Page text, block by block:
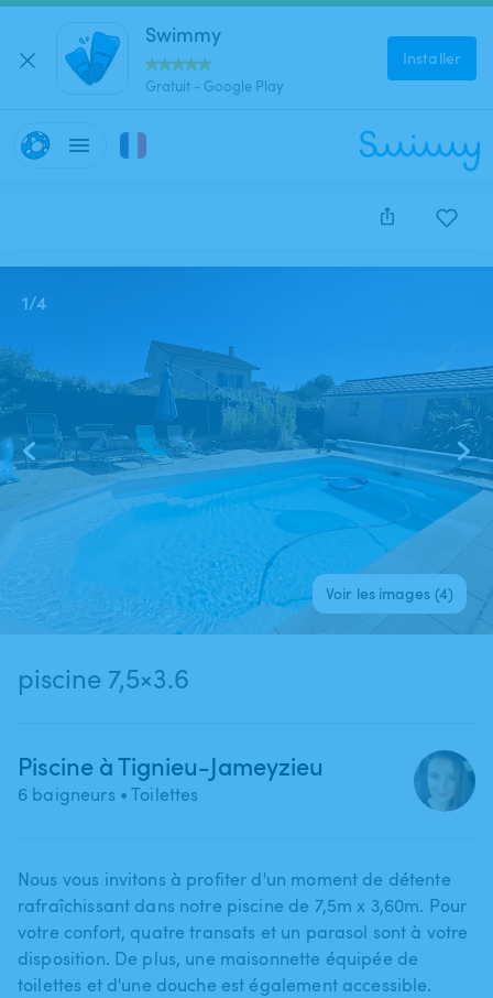
Swimmy
Gratuit - Google Play
Installer
1/4
Voir les images (4)
piscine 7,5×3.6
Piscine à Tignieu-Jameyzieu
6 baigneurs • Toilettes
Nous vous invitons à profiter d'un moment de détente
rafraîchissant dans notre piscine de 7​,​5m x 3​,​60m. Pour
votre confort​,​ quatre transats et un parasol sont à votre
disposition. De plus​,​ une maisonnette équipée de
toilettes et d'une douche est également accessible.